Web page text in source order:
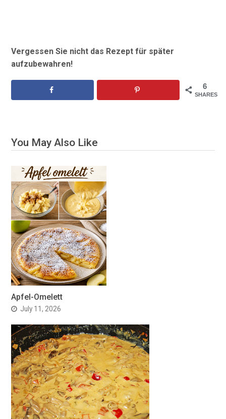
Vergessen Sie nicht das Rezept für später
aufzubewahren!
6
SHARES
You May Also Like
Apfel-Omelett
July 11, 2026